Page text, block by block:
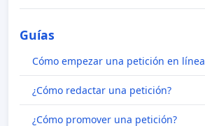
Guías
Cómo empezar una petición en línea
¿Cómo redactar una petición?
¿Cómo promover una petición?